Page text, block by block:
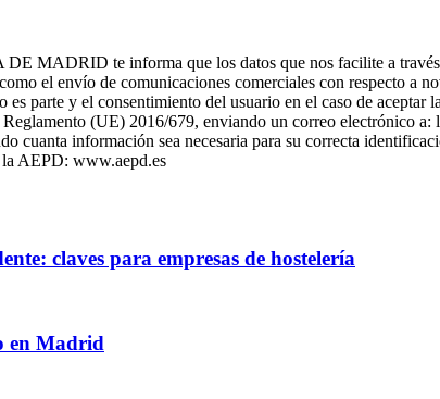
MADRID te informa que los datos que nos facilite a través
el envío de comunicaciones comerciales con respecto a
parte y el consentimiento del usuario en el caso de
(UE) 2016/679, enviando un correo electrónico
cuanta información sea necesaria para su correcta
la AEPD: www.aepd.es
claves para empresas de hostelería
en Madrid